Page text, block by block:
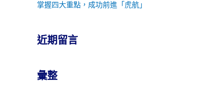
掌握四大重點，成功前進「虎航」
近期留言
彙整